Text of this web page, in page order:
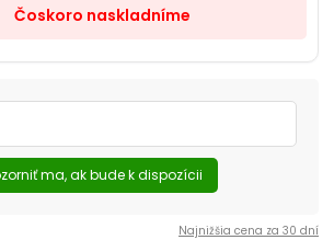
Čoskoro naskladníme
ma, ak bude k dispozícii
Najnižšia cena za 30 dní